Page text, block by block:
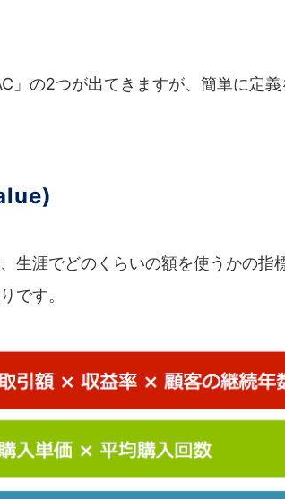
」の2つが出てきますが、簡単に定
生涯でどのくらいの額を使うかの指
です。